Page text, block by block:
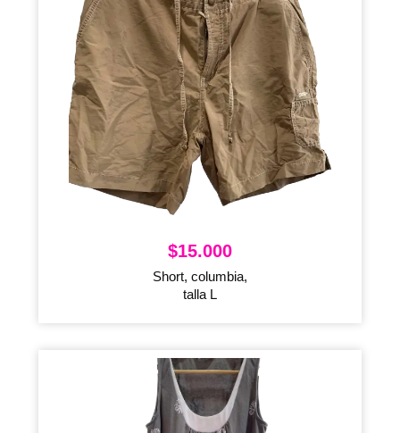
$15.000
Short, columbia,
talla L